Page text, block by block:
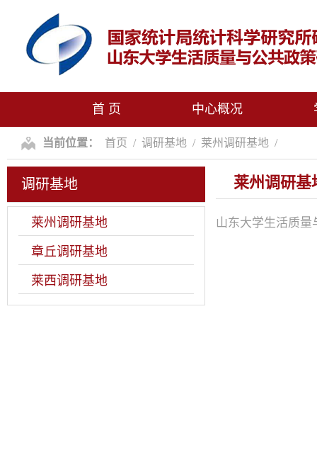
首 页 中心概况
当前位置： 首页 / 调研基地 / 莱州调研基地 /
调研基地
莱州调研基地
章丘调研基地
莱西调研基地
莱州调研基
山东大学生活质